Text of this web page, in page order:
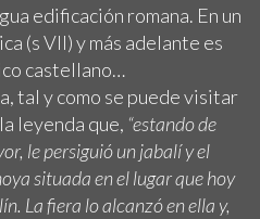
edificación romana. En un
(s VII) y más adelante es
castellano…
tal y como se puede visitar
leyenda que, “estando de
le persiguió un jabalí y el
situada en el lugar que hoy
La fiera lo alcanzó en ella y,